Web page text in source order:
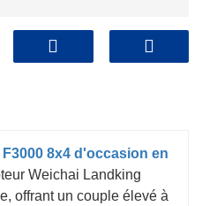
8x4 d'occasion en
Weichai Landking
offrant un couple élevé à